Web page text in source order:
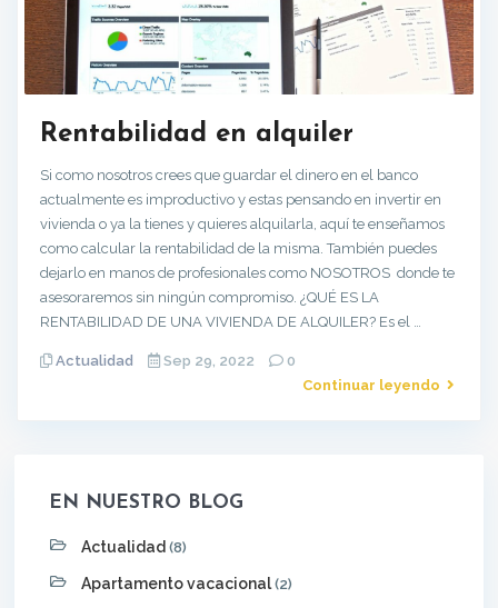
Rentabilidad en alquiler
Si como nosotros crees que guardar el dinero en el banco
actualmente es improductivo y estas pensando en invertir en
vivienda o ya la tienes y quieres alquilarla, aquí te enseñamos
como calcular la rentabilidad de la misma. También puedes
dejarlo en manos de profesionales como NOSOTROS donde te
asesoraremos sin ningún compromiso. ¿QUÉ ES LA
RENTABILIDAD DE UNA VIVIENDA DE ALQUILER? Es el …
Actualidad Sep 29, 2022
0
Continuar leyendo
EN NUESTRO BLOG
Actualidad (8)
Apartamento vacacional(2)